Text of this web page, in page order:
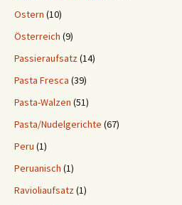
Ostern (10)
Österreich (9)
Passieraufsatz(14)
Pasta Fresca (39)
Pasta-Walzen (51)
Pasta/Nudelgerichte (67)
Peru (1)
Peruanisch (1)
Ravioliaufsatz(1)